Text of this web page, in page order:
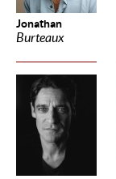
Jonathan
Burteaux